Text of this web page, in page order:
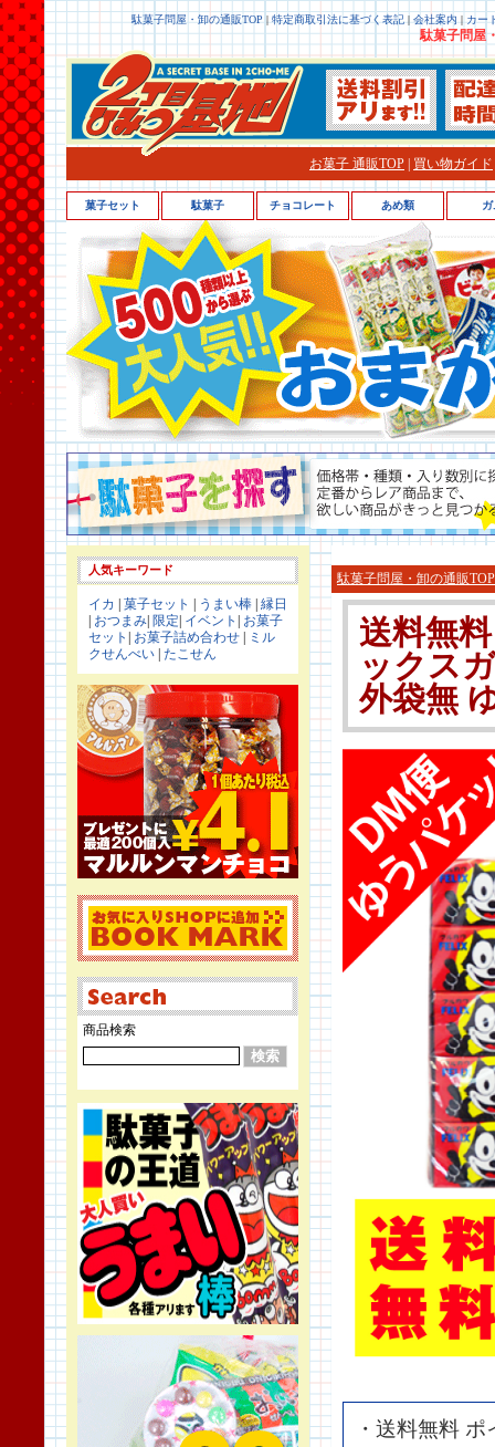
駄菓子問屋・卸の通販TOP | 特定商取引法に基づく表記 | 会社案内 | カー
駄菓子問屋
お菓子 通販TOP 買い物ガイド
人気キーワード
イカ 菓子セット うまい棒 縁日
おつまみ 限定 イベント
お菓子
セット
お菓子詰め合わせ
ミル
クせんべい たこせん
商品検索
駄菓子問屋・卸の通販TOP
送料無
ックス
外袋無
・送料無料